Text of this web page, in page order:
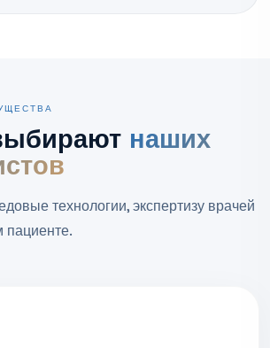
наших
технологии, экспертизу врачей
пациенте.